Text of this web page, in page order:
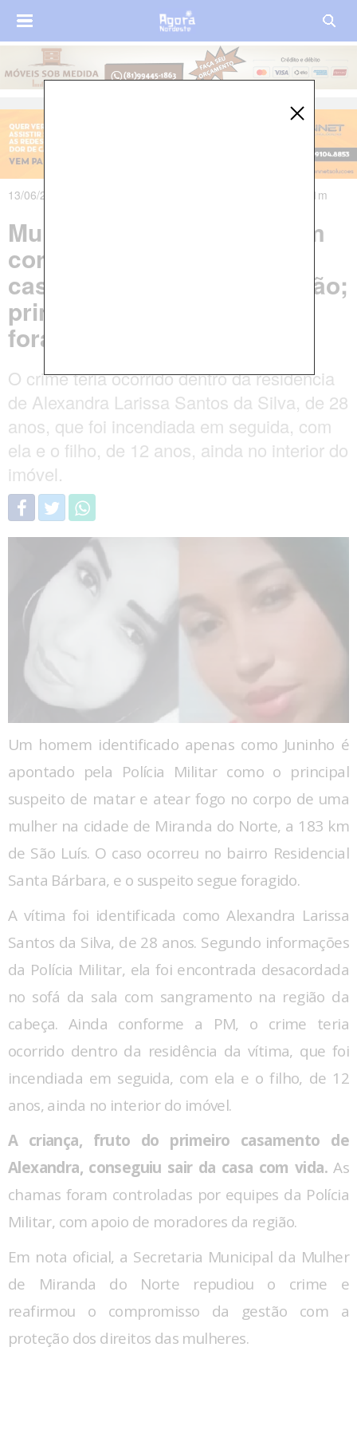
13/06/2025 às 07h39m - Atualizado em 13/06/2025 às 21h11m
Mulher é assassinada e tem
corpo queimado dentro de
casa no interior do Maranhão;
principal suspeito está
foragido
O crime teria ocorrido dentro da residência
de Alexandra Larissa Santos da Silva, de 28
anos, que foi incendiada em seguida, com
ela e o filho, de 12 anos, ainda no interior do
imóvel.
Um homem identificado apenas como Juninho é
apontado pela Polícia Militar como o principal
suspeito de matar e atear fogo no corpo de uma
mulher na cidade de Miranda do Norte, a 183 km
de São Luís. O caso ocorreu no bairro Residencial
Santa Bárbara, e o suspeito segue foragido.
A vítima foi identificada como Alexandra Larissa
Santos da Silva, de 28 anos. Segundo informações
da Polícia Militar, ela foi encontrada desacordada
no sofá da sala com sangramento na região da
cabeça. Ainda conforme a PM, o crime teria
ocorrido dentro da residência da vítima, que foi
incendiada em seguida, com ela e o filho, de 12
anos, ainda no interior do imóvel.
A criança, fruto do primeiro casamento de
Alexandra, conseguiu sair da casa com vida. As
chamas foram controladas por equipes da Polícia
Militar, com apoio de moradores da região.
Em nota oficial, a Secretaria Municipal da Mulher
de Miranda do Norte repudiou o crime e
reafirmou o compromisso da gestão com a
proteção dos direitos das mulheres.